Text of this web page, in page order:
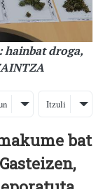
droga,
Itzuli
bat